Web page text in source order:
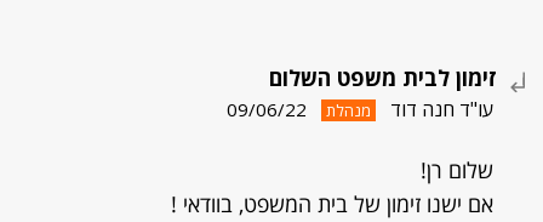
זימון לבית משפט השלום
עו"ד חנה דוד מנהלת 09/06/22
שלום רן!
אם ישנו זימון של בית המשפט, בוודאי !